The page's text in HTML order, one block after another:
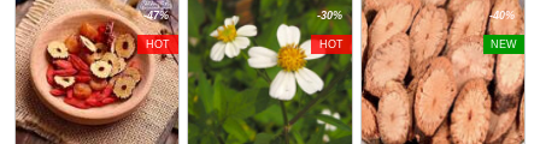
-47%
HOT
-30%
HOT
-40%
NEW